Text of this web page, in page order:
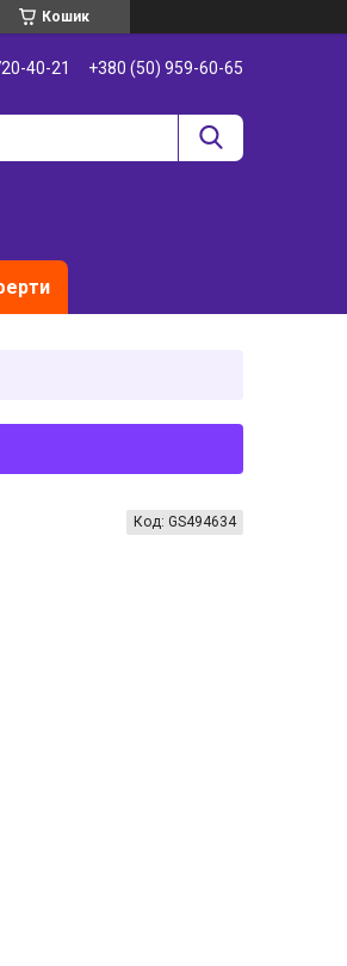
Кошик
40-21 +380 (50) 959-60-65
Код: GS494634